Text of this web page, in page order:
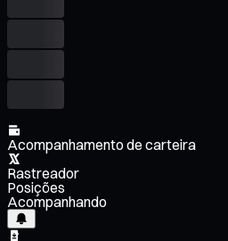
Acompanhamento de carteira
Rastreador
Posições
Acompanhando